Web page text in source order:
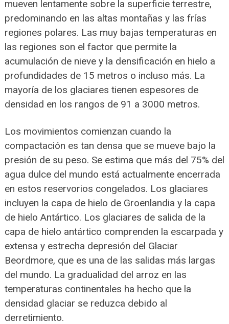
mueven lentamente sobre la superficie terrestre,
predominando en las altas montañas y las frías
regiones polares. Las muy bajas temperaturas en
las regiones son el factor que permite la
acumulación de nieve y la densificación en hielo a
profundidades de 15 metros o incluso más. La
mayoría de los glaciares tienen espesores de
densidad en los rangos de 91 a 3000 metros.
Los movimientos comienzan cuando la
compactación es tan densa que se mueve bajo la
presión de su peso. Se estima que más del 75% del
agua dulce del mundo está actualmente encerrada
en estos reservorios congelados. Los glaciares
incluyen la capa de hielo de Groenlandia y la capa
de hielo Antártico. Los glaciares de salida de la
capa de hielo antártico comprenden la escarpada y
extensa y estrecha depresión del Glaciar
Beordmore, que es una de las salidas más largas
del mundo. La gradualidad del arroz en las
temperaturas continentales ha hecho que la
densidad glaciar se reduzca debido al
derretimiento.